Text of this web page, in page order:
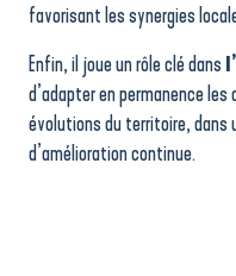
favorisant les synergies
Enfin, il joue un rôle clé dans
d’adapter en permanence les
évolutions du territoire, dans
d’amélioration continue.